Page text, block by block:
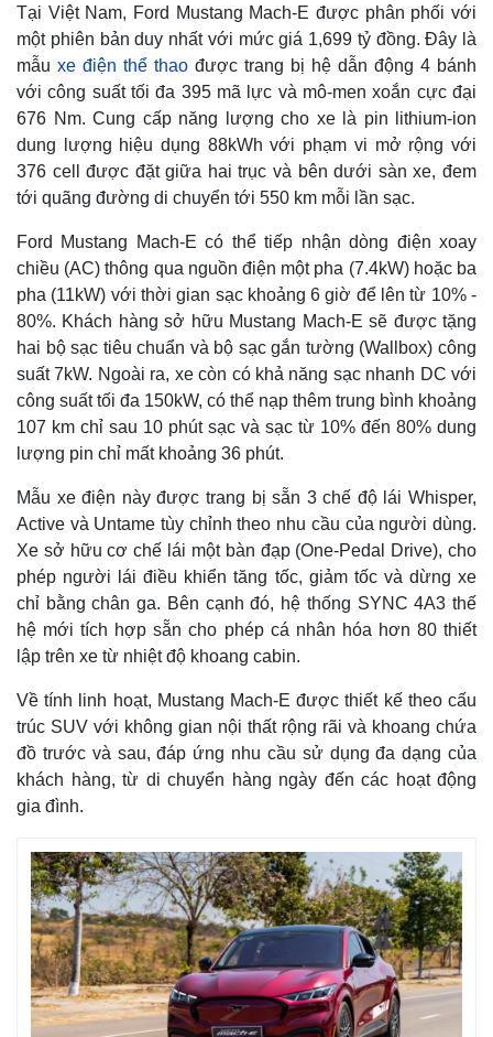
Kinh tế
Bất động sản
Khởi nghiệp
Thị trường
Giá vàng
Tiêu dùng
Tỷ giá
Chứng khoán
Giá cà phê
Tại Việt Nam, Ford Mustang Mach-E được phân phối với
một phiên bản duy nhất với mức giá 1,699 tỷ đồng. Đây là
mẫu xe điện thể thao được trang bị hệ dẫn động 4 bánh
với công suất tối đa 395 mã lực và mô-men xoắn cực đại
676 Nm. Cung cấp năng lượng cho xe là pin lithium-ion
dung lượng hiệu dụng 88kWh với phạm vi mở rộng với
376 cell được đặt giữa hai trục và bên dưới sàn xe, đem
tới quãng đường di chuyển tới 550 km mỗi lần sạc.
Ford Mustang Mach-E có thể tiếp nhận dòng điện xoay
chiều (AC) thông qua nguồn điện một pha (7.4kW) hoặc ba
pha (11kW) với thời gian sạc khoảng 6 giờ để lên từ 10% -
80%. Khách hàng sở hữu Mustang Mach-E sẽ được tặng
hai bộ sạc tiêu chuẩn và bộ sạc gắn tường (Wallbox) công
suất 7kW. Ngoài ra, xe còn có khả năng sạc nhanh DC với
công suất tối đa 150kW, có thể nạp thêm trung bình khoảng
107 km chỉ sau 10 phút sạc và sạc từ 10% đến 80% dung
lượng pin chỉ mất khoảng 36 phút.
Mẫu xe điện này được trang bị sẵn 3 chế độ lái Whisper,
Active và Untame tùy chỉnh theo nhu cầu của người dùng.
Xe sở hữu cơ chế lái một bàn đạp (One-Pedal Drive), cho
phép người lái điều khiển tăng tốc, giảm tốc và dừng xe
chỉ bằng chân ga. Bên cạnh đó, hệ thống SYNC 4A3 thế
hệ mới tích hợp sẵn cho phép cá nhân hóa hơn 80 thiết
lập trên xe từ nhiệt độ khoang cabin.
Về tính linh hoạt, Mustang Mach-E được thiết kế theo cấu
trúc SUV với không gian nội thất rộng rãi và khoang chứa
đồ trước và sau, đáp ứng nhu cầu sử dụng đa dạng của
khách hàng, từ di chuyển hàng ngày đến các hoạt động
gia đình.